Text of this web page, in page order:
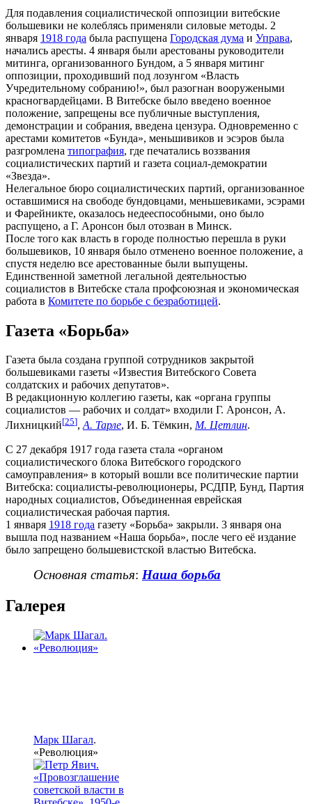
Для подавления социалистической оппозиции витебские
большевики не колеблясь применяли силовые методы. 2
января 1918 года была распущена Городская дума и Управа,
начались аресты. 4 января были арестованы руководители
митинга, организованного Бундом, а 5 января митинг
оппозиции, проходивший под лозунгом «Власть
Учредительному собранию!», был разогнан вооружеными
красногвардейцами. В Витебске было введено военное
положение, запрещены все публичные выступления,
демонстрации и собрания, введена цензура. Одновременно с
арестами комитетов «Бунда», меньшивиков и эсэров была
разгромлена типография, где печатались воззвания
социалистических партий и газета социал-демократии
«Звезда».
Нелегальное бюро социалистических партий, организованное
оставшимися на свободе бундовцами, меньшевиками, эсэрами
и Фарейникте, оказалось недееспособными, оно было
распущено, а Г. Аронсон был отозван в Минск.
После того как власть в городе полностью перешла в руки
большевиков, 10 января было отменено военное положение, а
спустя неделю все арестованные были выпущены.
Единственной заметной легальной деятельностью
социалистов в Витебске стала профсоюзная и экономическая
работа в Комитете по борьбе с безработицей.
Газета «Борьба»
Газета была создана группой сотрудников закрытой
большевиками газеты «Известия Витебского Совета
солдатских и рабочих депутатов».
В редакционную коллегию газеты, как «органа группы
социалистов — рабочих и солдат» входили Г. Аронсон, А.
Лихницкий[25],А. Тарле, И. Б. Тёмкин, М. Цетлин.
С 27 декабря 1917 года газета стала «органом
социалистического блока Витебского городского
самоуправления» в который вошли все политические партии
Витебска: социалисты-революционеры, РСДПР, Бунд, Партия
народных социалистов, Объединенная еврейская
социалистическая рабочая партия.
1 января 1918 года газету «Борьба» закрыли. 3 января она
вышла под названием «Наша борьба», после чего её издание
было запрещено большевистской властью Витебска.
Основная статья: Наша борьба
Галерея
Марк Шагал.
«Революция»